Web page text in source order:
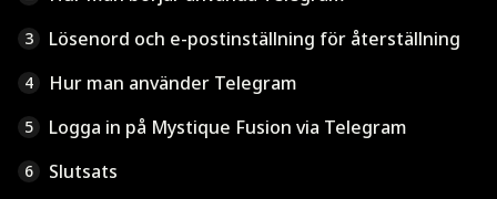
3 Lösenord och e-postinställning för återställning
4 Hur man använder Telegram
5 Logga in på Mystique Fusion via Telegram
6 Slutsats